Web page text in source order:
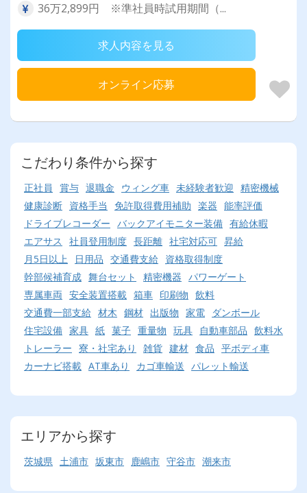
36万2,899円 ※準社員時試用期間（...
求人内容を見る
オンライン応募
こだわり条件から探す
正社員 賞与 退職金 ウィング車 未経験者歓迎 精密機械
健康診断 資格手当 免許取得費用補助 楽器 能率評価
ドライブレコーダー バックアイモニター装備 有給休暇
エアサス
社員登用制度 長距離 社宅対応可 昇給
月5日以上
日用品 交通費支給
資格取得制度
幹部候補育成 舞台セット 精密機器 パワーゲート
専属車両 安全装置搭載 箱車 印刷物 飲料
交通費一部支給 材木 鋼材 出版物 家電
ダンボール
住宅設備 家具 紙 菓子 重量物 玩具 自動車部品 飲料水
トレーラー 寮・社宅あり 雑貨 建材 食品 平ボディ車
カーナビ搭載 AT車あり カゴ車輸送 パレット輸送
エリアから探す
茨城県 土浦市 坂東市 鹿嶋市 守谷市 潮来市